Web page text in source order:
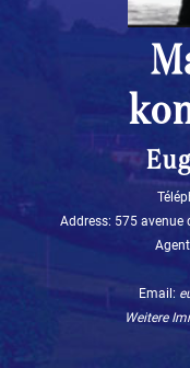
Address: 575 avenue
Email:
Weitere